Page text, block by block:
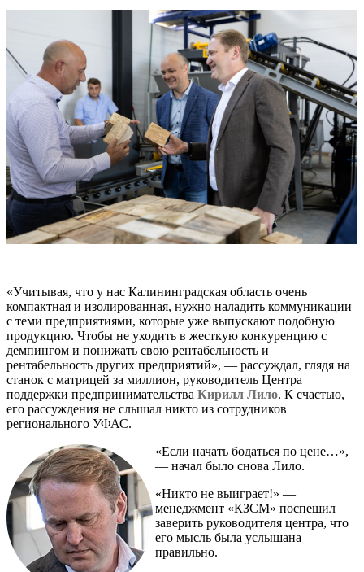
«Учитывая, что у нас Калининградская область очень
компактная и изолированная, нужно наладить коммуникации
с теми предприятиями, которые уже выпускают подобную
продукцию. Чтобы не уходить в жесткую конкуренцию с
демпингом и понижать свою рентабельность и
рентабельность других предприятий», — рассуждал, глядя на
станок с матрицей за миллион, руководитель Центра
поддержки предпринимательства Кирилл Лило. К счастью,
его рассуждения не слышал никто из сотрудников
регионального УФАС.
«Если начать бодаться по цене…»,
— начал было снова Лило.
«Никто не выиграет!» —
менеджмент «КЗСМ» поспешил
заверить руководителя центра, что
его мысль была услышана
правильно.